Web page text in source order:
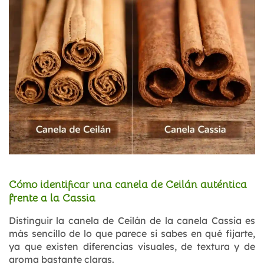
Cómo identificar una canela de Ceilán auténtica
frente a la Cassia
Distinguir la canela de Ceilán de la canela Cassia es
más sencillo de lo que parece si sabes en qué fijarte,
ya que existen diferencias visuales, de textura y de
aroma bastante claras.